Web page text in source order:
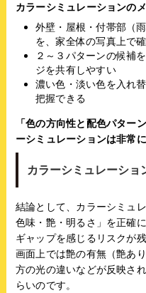
カラーシミュレーションの
外壁・屋根・付帯部（
を、家全体の写真上で
２～３パターンの候補
ジを共有しやすい
濃い色・淡い色を入れ
把握できる
「色の方向性と配色パター
ーシミュレーションは非常
カラーシミュレーショ
結論として、カラーシミュ
色味・艶・明るさ」を正確
ギャップを感じるリスクが残
画面上では艶の有無（艶あ
方の光の違いなどが反映さ
らいのです。